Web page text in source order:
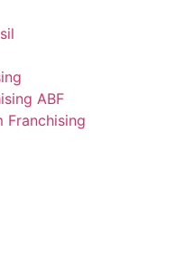
ABF
Franchising